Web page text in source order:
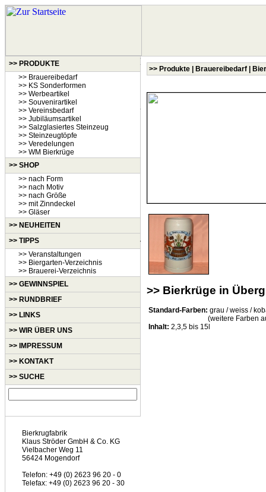
>> PRODUKTE
>> Brauereibedarf
>> KS Sonderformen
>> Werbeartikel
>> Souvenirartikel
>> Vereinsbedarf
>> Jubiläumsartikel
>> Salzglasiertes Steinzeug
>> Steinzeugtöpfe
>> Veredelungen
>> WM Bierkrüge
>> SHOP
>> nach Form
>> nach Motiv
>> nach Größe
>> mit Zinndeckel
>> Gläser
>> NEUHEITEN
>> TIPPS
>> Veranstaltungen
>> Biergarten-Verzeichnis
>> Brauerei-Verzeichnis
>> GEWINNSPIEL
>> RUNDBRIEF
>> LINKS
>> WIR ÜBER UNS
>> IMPRESSUM
>> KONTAKT
>> SUCHE
Bierkrugfabrik
Klaus Ströder GmbH & Co. KG
Vielbacher Weg 11
56424 Mogendorf
Telefon: +49 (0) 2623 96 20 - 0
Telefax: +49 (0) 2623 96 20 - 30
>> Produkte | Brauereibedarf |
>> Bierkrüge in
Standard-Farben: grau / weiss /
(weitere Farben
Inhalt: 2,3,5 bis 15l